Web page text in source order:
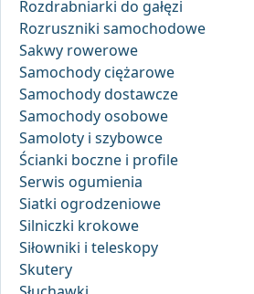
Rozdrabniarki do gałęzi
Rozruszniki samochodowe
Sakwy rowerowe
Samochody ciężarowe
Samochody dostawcze
Samochody osobowe
Samoloty i szybowce
Ścianki boczne i profile
Serwis ogumienia
Siatki ogrodzeniowe
Silniczki krokowe
Siłowniki i teleskopy
Skutery